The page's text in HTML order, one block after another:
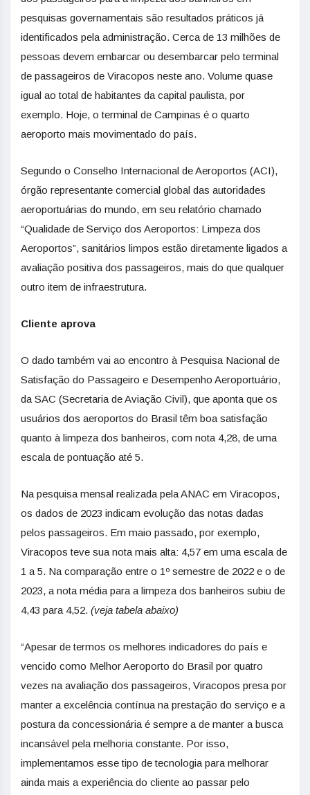
pesquisas governamentais são resultados práticos já
identificados pela administração. Cerca de 13 milhões de
pessoas devem embarcar ou desembarcar pelo terminal
de passageiros de Viracopos neste ano. Volume quase
igual ao total de habitantes da capital paulista, por
exemplo. Hoje, o terminal de Campinas é o quarto
aeroporto mais movimentado do país.
Segundo o Conselho Internacional de Aeroportos (ACI),
órgão representante comercial global das autoridades
aeroportuárias do mundo, em seu relatório chamado
“Qualidade de Serviço dos Aeroportos: Limpeza dos
Aeroportos”, sanitários limpos estão diretamente ligados a
avaliação positiva dos passageiros, mais do que qualquer
outro item de infraestrutura.
Cliente aprova
O dado também vai ao encontro à Pesquisa Nacional de
Satisfação do Passageiro e Desempenho Aeroportuário,
da SAC (Secretaria de Aviação Civil), que aponta que os
usuários dos aeroportos do Brasil têm boa satisfação
quanto à limpeza dos banheiros, com nota 4,28, de uma
escala de pontuação até 5.
Na pesquisa mensal realizada pela ANAC em Viracopos,
os dados de 2023 indicam evolução das notas dadas
pelos passageiros. Em maio passado, por exemplo,
Viracopos teve sua nota mais alta: 4,57 em uma escala de
1 a 5. Na comparação entre o 1º semestre de 2022 e o de
2023, a nota média para a limpeza dos banheiros subiu de
4,43 para 4,52. (veja tabela abaixo)
“Apesar de termos os melhores indicadores do país e
vencido como Melhor Aeroporto do Brasil por quatro
vezes na avaliação dos passageiros, Viracopos presa por
manter a excelência contínua na prestação do serviço e a
postura da concessionária é sempre a de manter a busca
incansável pela melhoria constante. Por isso,
implementamos esse tipo de tecnologia para melhorar
ainda mais a experiência do cliente ao passar pelo